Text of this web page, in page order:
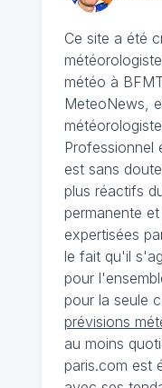
Ce site a été
météorologiste
météo à
MeteoNews,
Professionnel
est sans
plus réactifs
permanente
expertisées
le fait qu'il
pour
pour la seule
prévisions
au moins
paris.com est